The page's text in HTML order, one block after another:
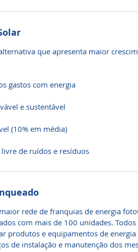
que apresenta maior
gastos com energia
e sustentável
(10% em média)
de ruídos e resíduos
rede de franquias de energia
com mais de 100 unidades.
produtos e equipamentos de
de instalação e manutenção dos